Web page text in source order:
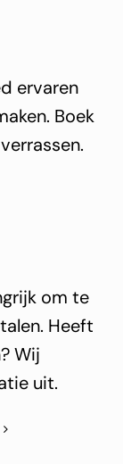
ervaren
Boek
om te
Heeft
Wij
uit.